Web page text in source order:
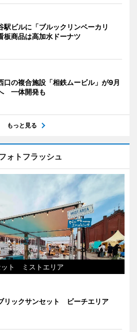
駅ビルに「ブルックリンベーカリ
商品は高加水ドーナツ
口の複合施設「相鉄ムービル」が9月
一体開発も
もっと見る
ォトフラッシュ
ット ミストエリア
リックサンセット ビーチエリア